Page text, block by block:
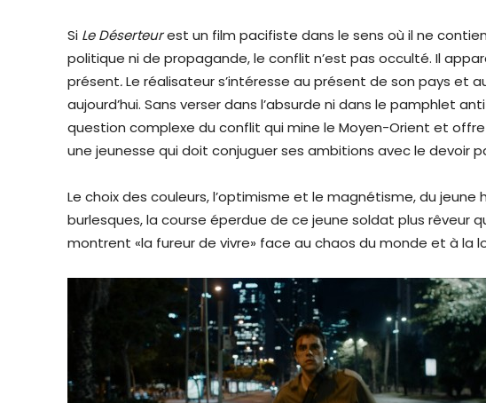
Si Le Déserteurest un film pacifiste dans le sens où il ne
politique ni de propagande, le conflit n’est pas occulté. Il
présent.Le réalisateurs’intéresse au présent de son pays et
aujourd’hui. Sans verser dans l’absurde ni dans le pamphlet
question complexe du conflit qui mine le Moyen-Orient et
une jeunesse qui doit conjuguer ses ambitions avec le devoir
Le choix des couleurs, l’optimisme et le magnétisme, du
burlesques, la course éperdue de ce jeune soldat plus rêveur
montrent «la fureur de vivre» face au chaos du monde et à la